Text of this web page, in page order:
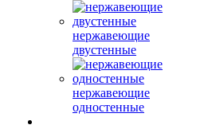
нержавеющие
двустенные
нержавеющие
одностенные